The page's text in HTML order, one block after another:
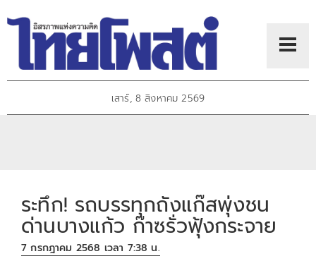
เสาร์, 8 สิงหาคม 2569
ระทึก! รถบรรทุกถังแก๊สพุ่งชน
ด่านบางแก้ว ก๊าซรั่วฟุ้งกระจาย
7 กรกฎาคม 2568 เวลา 7:38 น.